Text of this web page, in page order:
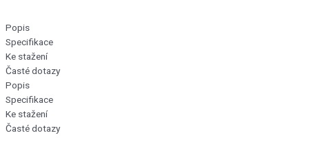
Popis
Specifikace
Ke stažení
Časté dotazy
Popis
Specifikace
Ke stažení
Časté dotazy